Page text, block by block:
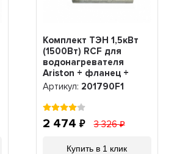
Комплект ТЭН 1,5кВт
(1500Вт) RCF для
водонагревателя
Ariston + фланец +
анод + прокладка +
винт, 201790F1
Артикул: 201790F1
2 474 3 326
Купить в 1 клик